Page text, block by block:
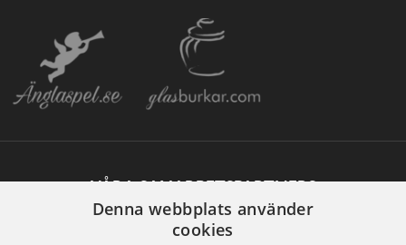
VÅRA SAMARBETSPARTNERS
Denna webbplats använder
cookies